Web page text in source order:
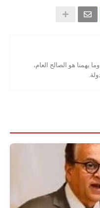
يهمنا هو الصالح العام،